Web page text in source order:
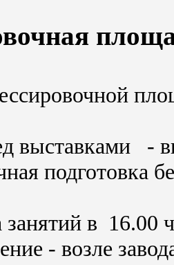
выставками -
подготовка
в 16.00
- возле